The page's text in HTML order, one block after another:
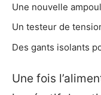
Une nouvelle
Un testeur de
Des gants isolants
Une fois